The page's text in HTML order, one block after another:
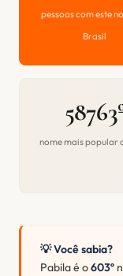
pessoas com este
Brasil
nome mais popular
💡 Você sabia?
Pabila é o603º